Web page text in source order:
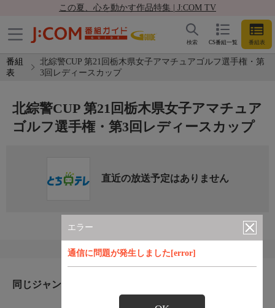
この夏、心を動かす作品特集 | J:COM TV
CS番組一覧 番組表
検索
番組
表
北綜警CUP 第21回栃木県女子アマチュアゴルフ選手権・第
3回レディースカップ
エラー
通信に問題が発生しました[error]
北綜警CUP 第21回栃木県女子アマチュア
ゴルフ選手権・第3回レディースカップ
直近の放送予定はありません
同じジャンルのおすすめ番組